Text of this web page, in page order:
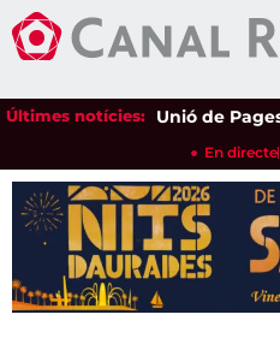
Últimes notícies:Unió de Pagesos
En directe